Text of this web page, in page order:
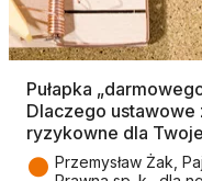
Pułapka
Dlaczego
ryzykowne dla
● Przemysław Żak,